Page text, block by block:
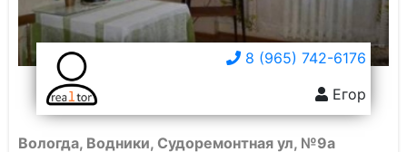
8 (965) 742-6176
Егор
Вологда, Водники, Судоремонтная ул, №9а